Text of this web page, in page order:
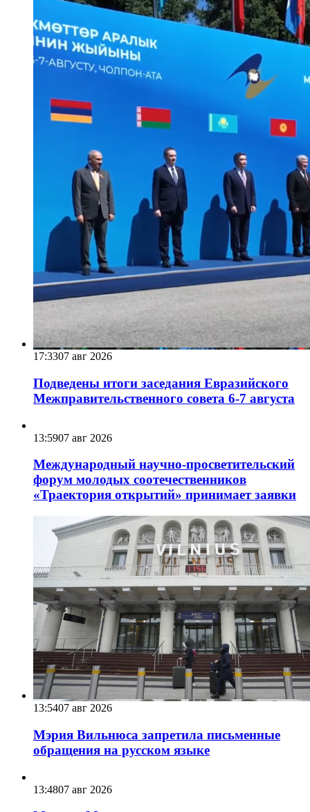
17:3307 авг 2026
Подведены итоги заседания Евразийского
Межправительственного совета 6-7 августа
13:5907 авг 2026
Международный научно-просветительский
форум молодых соотечественников
«Траектория открытий» принимает заявки
13:5407 авг 2026
Мэрия Вильнюса запретила письменные
обращения на русском языке
13:4807 авг 2026